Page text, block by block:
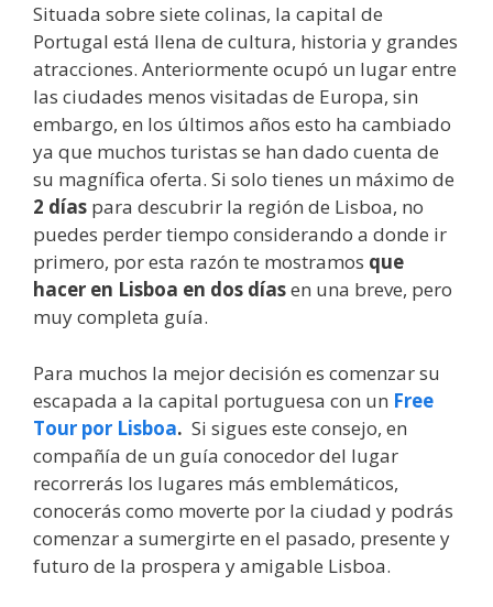
Situada sobre siete colinas, la capital de
Portugal está llena de cultura, historia y grandes
atracciones. Anteriormente ocupó un lugar entre
las ciudades menos visitadas de Europa, sin
embargo, en los últimos años esto ha cambiado
ya que muchos turistas se han dado cuenta de
su magnífica oferta. Si solo tienes un máximo de
2 días para descubrir la región de Lisboa, no
puedes perder tiempo considerando a donde ir
primero, por esta razón te mostramos que
hacer en Lisboa en dos díasen una breve, pero
muy completa guía.
Para muchos la mejor decisión es comenzar su
escapada a la capital portuguesa con un Free
Tour por Lisboa. Si sigues este consejo, en
compañía de un guía conocedor del lugar
recorrerás los lugares más emblemáticos,
conocerás como moverte por la ciudad y podrás
comenzar a sumergirte en el pasado, presente y
futuro de la prospera y amigable Lisboa.